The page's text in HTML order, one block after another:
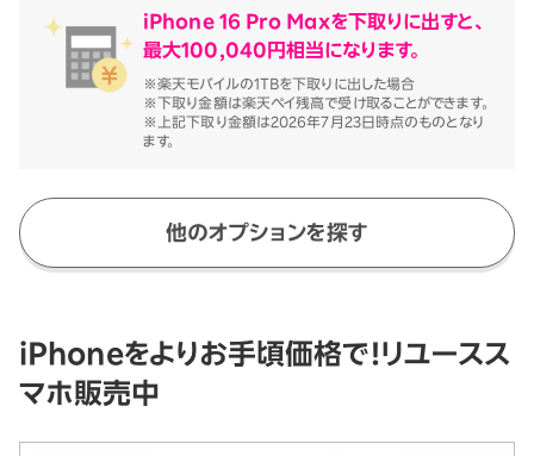
iPhone 16 Pro Maxを下取りに出すと、
最大100,040 円相当になります。
※楽天モバイルの1TBを下取りに出した場合
※下取り金額は楽天ペイ残高で受け取ることができます。
※上記下取り金額は2026年7月23日時点のものとなり
ます。
他のオプションを探す
iPhoneをよりお手頃価格で！リユースス
マホ販売中